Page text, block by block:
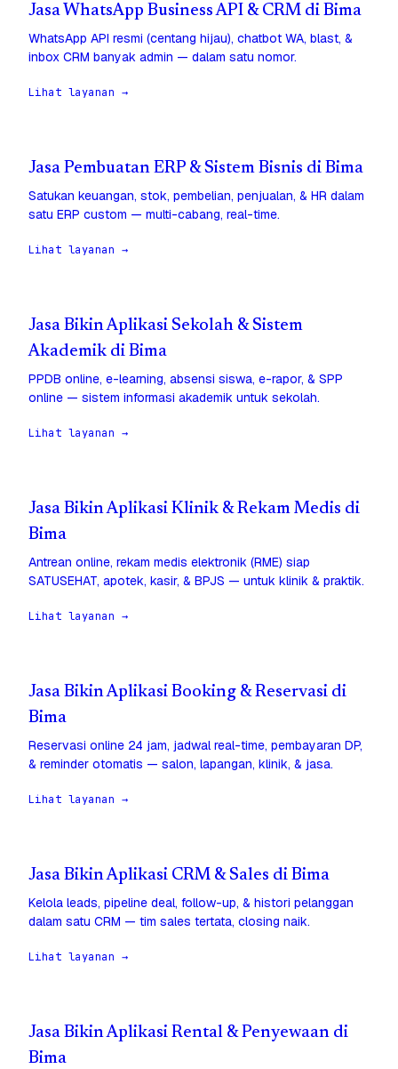
Jasa WhatsApp Business API & CRM di Bima
WhatsApp API resmi (centang hijau), chatbot WA, blast, &
inbox CRM banyak admin — dalam satu nomor.
Lihat layanan →
Jasa Pembuatan ERP & Sistem Bisnis di Bima
Satukan keuangan, stok, pembelian, penjualan, & HR dalam
satu ERP custom — multi-cabang, real-time.
Lihat layanan →
Jasa Bikin Aplikasi Sekolah & Sistem
Akademik di Bima
PPDB online, e-learning, absensi siswa, e-rapor, & SPP
online — sistem informasi akademik untuk sekolah.
Lihat layanan →
Jasa Bikin Aplikasi Klinik & Rekam Medis di
Bima
Antrean online, rekam medis elektronik (RME) siap
SATUSEHAT, apotek, kasir, & BPJS — untuk klinik & praktik.
Lihat layanan →
Jasa Bikin Aplikasi Booking & Reservasi di
Bima
Reservasi online 24 jam, jadwal real-time, pembayaran DP,
& reminder otomatis — salon, lapangan, klinik, & jasa.
Lihat layanan →
Jasa Bikin Aplikasi CRM & Sales di Bima
Kelola leads, pipeline deal, follow-up, & histori pelanggan
dalam satu CRM — tim sales tertata, closing naik.
Lihat layanan →
Jasa Bikin Aplikasi Rental & Penyewaan di
Bima